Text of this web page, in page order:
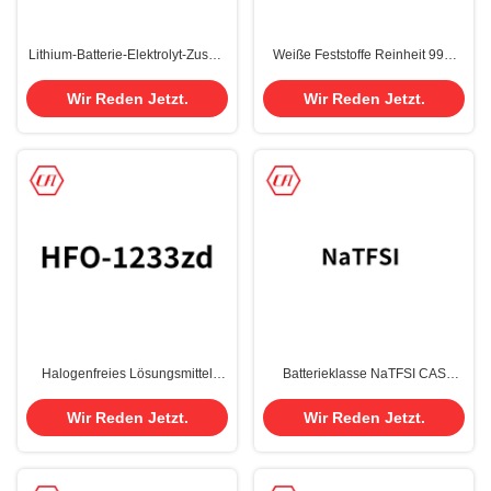
Lithium-Batterie-Elektrolyt-Zusatz
CAS 1072-53-3
Wir Reden Jetzt.
Weiße Feststoffe Reinheit 99%
Terphenyl CAS 92-94-4
Wir Reden Jetzt.
Halogenfreies Lösungsmittel
nachhaltiges und regulatorisch
konformes HCFC-141B-
Wir Reden Jetzt.
Batterieklasse NaTFSI CAS
Wir Reden Jetzt.